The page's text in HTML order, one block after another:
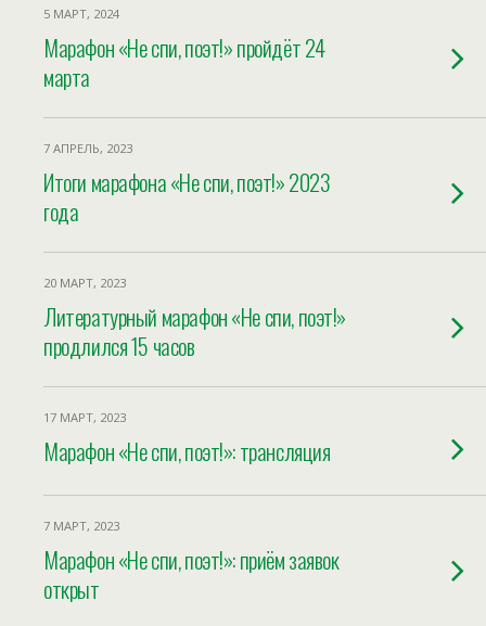
5 МАРТ, 2024
Марафон «Не спи, поэт!» пройдёт 24
марта
7 АПРЕЛЬ, 2023
Итоги марафона «Не спи, поэт!» 2023
года
20 МАРТ, 2023
Литературный марафон «Не спи, поэт!»
продлился 15 часов
17 МАРТ, 2023
Марафон «Не спи, поэт!»: трансляция
7 МАРТ, 2023
Марафон «Не спи, поэт!»: приём заявок
открыт